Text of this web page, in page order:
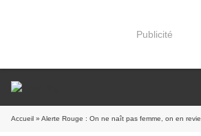
Publicité
Accueil » Alerte Rouge : On ne naît pas femme, on en